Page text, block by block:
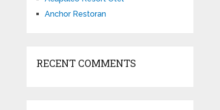
Anchor Restoran
RECENT COMMENTS